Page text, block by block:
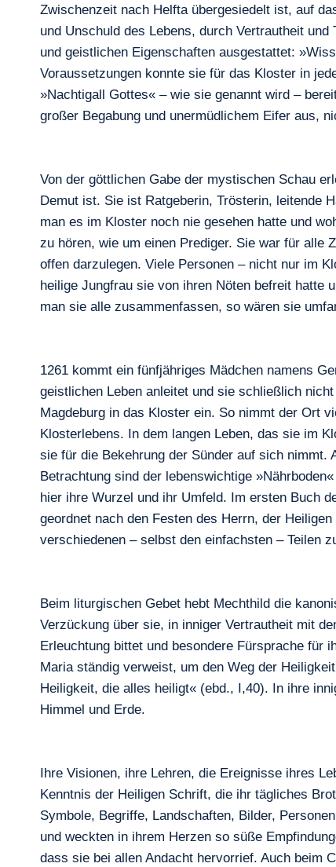
Zwischenzeit nach Helfta übergesiedelt ist, auf
und Unschuld des Lebens, durch Vertrautheit
und geistlichen Eigenschaften ausgestattet:
Voraussetzungen konnte sie für das Kloster in
»Nachtigall Gottes« – wie sie genannt wird –
großer Begabung und unermüdlichem Eifer aus,
Von der göttlichen Gabe der mystischen Schau
Demut ist. Sie ist Ratgeberin, Trösterin, leitende
man es im Kloster noch nie gesehen hatte und
zu hören, wie um einen Prediger. Sie war für alle
offen darzulegen. Viele Personen – nicht nur im
heilige Jungfrau sie von ihren Nöten befreit hatte
man sie alle zusammenfassen, so wären sie
1261 kommt ein fünfjähriges Mädchen namens
geistlichen Leben anleitet und sie schließlich
Magdeburg in das Kloster ein. So nimmt der Ort
Klosterlebens. In dem langen Leben, das sie im
sie für die Bekehrung der Sünder auf sich
Betrachtung sind der lebenswichtige
hier ihre Wurzel und ihr Umfeld. Im ersten Buch
geordnet nach den Festen des Herrn, der
verschiedenen – selbst den einfachsten – Teilen
Beim liturgischen Gebet hebt Mechthild die
Verzückung über sie, in inniger Vertrautheit mit
Erleuchtung bittet und besondere Fürsprache für
Maria ständig verweist, um den Weg der
Heiligkeit, die alles heiligt« (ebd., I,40). In ihre
Himmel und Erde.
Ihre Visionen, ihre Lehren, die Ereignisse ihres
Kenntnis der Heiligen Schrift, die ihr tägliches
Symbole, Begriffe, Landschaften, Bilder,
und weckten in ihrem Herzen so süße
dass sie bei allen Andacht hervorrief. Auch beim